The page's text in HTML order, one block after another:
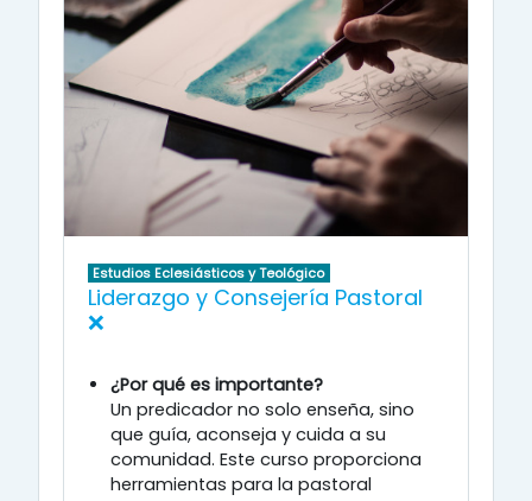
Estudios Eclesiásticos y Teológico
Liderazgo y Consejería Pastoral
❌
¿Por qué es importante?
Un predicador no solo enseña, sino
que guía, aconseja y cuida a su
comunidad.Este curso proporciona
herramientas para la pastoral